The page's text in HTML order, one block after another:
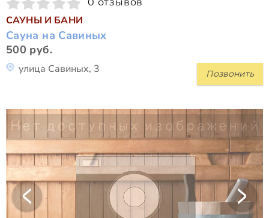
САУНЫ И БАНИ
Сауна на Савиных
500 руб.
Позвонить
улица Савиных, 3